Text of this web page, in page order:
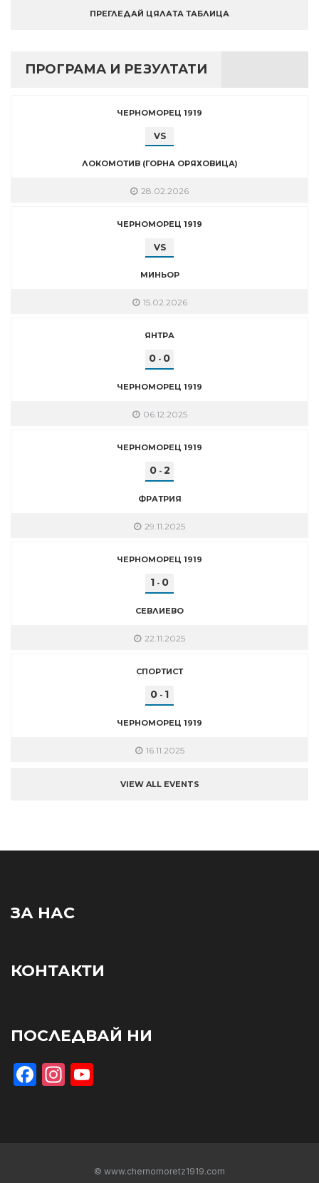
ПРЕГЛЕДАЙ ЦЯЛАТА ТАБЛИЦА
ПРОГРАМА И РЕЗУЛТАТИ
ЧЕРНОМОРЕЦ 1919
VS
ЛОКОМОТИВ (ГОРНА ОРЯХОВИЦА)
28.02.2026
ЧЕРНОМОРЕЦ 1919
VS
МИНЬОР
15.02.2026
ЯНТРА
0 - 0
ЧЕРНОМОРЕЦ 1919
06.12.2025
ЧЕРНОМОРЕЦ 1919
0- 2
ФРАТРИЯ
29.11.2025
ЧЕРНОМОРЕЦ 1919
1 - 0
СЕВЛИЕВО
22.11.2025
СПОРТИСТ
0 - 1
ЧЕРНОМОРЕЦ 1919
16.11.2025
VIEW ALL EVENTS
ЗА НАС
КОНТАКТИ
ПОСЛЕДВАЙ НИ
Facebook
Instagram
© www.chernomoretz1919.com